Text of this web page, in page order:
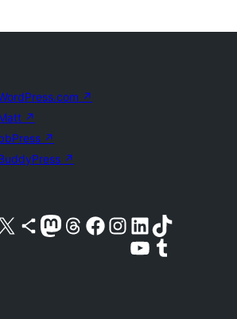
↗
↗
↗
↗
nuestra cuenta de X (anteriormente Twitter)
Visita nuestra cuenta de Bluesky
Visita nuestra cuenta de Mastodon
Visita nuestra cuenta de Threads
Visita nuestra página de Facebook
Visita nuestra cuenta de Instagram
Visita nuestra cuenta de LinkedIn
Visita nuestra cuenta de TikTok
Visita nuestro canal de YouTube
Visita nuestra cuenta de Tumblr